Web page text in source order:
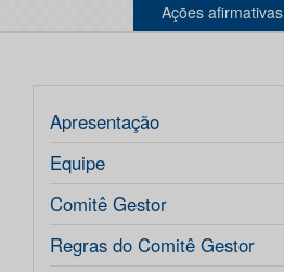
Ações afirmativas
Apresentação
Equipe
Comitê Gestor
Regras do Comitê Gestor